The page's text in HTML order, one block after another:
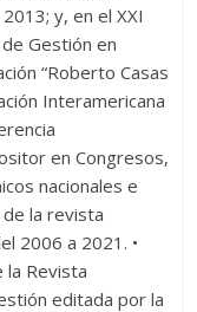
y, en el XXI
Gestión en
“Roberto Casas
Interamericana
en Congresos,
nacionales e
la revista
2006 a 2021. •
la Revista
editada por la